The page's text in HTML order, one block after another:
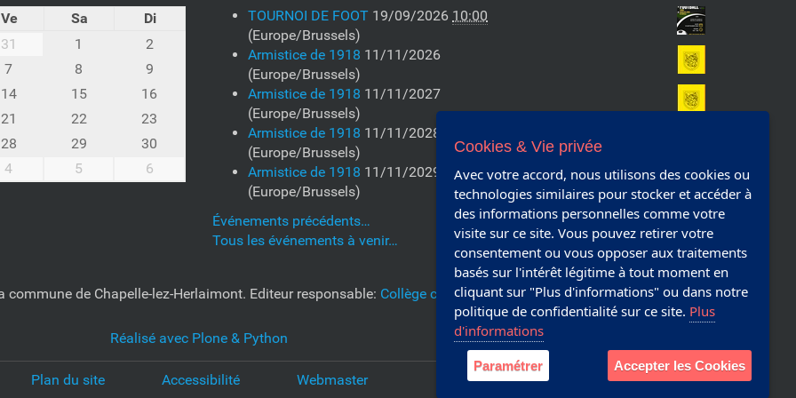
Ve Sa
Di
31 1
2
7 8
9
14 15
16
21 22
23
28 29
30
4 5 6
TOURNOI DE FOOT 19/09/2026 10:00
(Europe/Brussels)
Armistice de 1918 11/11/2026
(Europe/Brussels)
Armistice de 1918 11/11/2027
(Europe/Brussels)
Armistice de 1918 11/11/2028
(Europe/Brussels)
Armistice de 1918 11/11/2029
(Europe/Brussels)
Événements précédents…
Tous les événements à venir…
commune de Chapelle-lez-Herlaimont. Editeur responsable: Collège communal
Réalisé avec Plone & Python
Plan du site Accessibilité Webmaster
Cookies & Vie privée
Avec votre accord, nous utilisons des cookies ou
technologies similaires pour stocker et accéder à
des informations personnelles comme votre
visite sur ce site. Vous pouvez retirer votre
consentement ou vous opposer aux traitements
basés sur l'intérêt légitime à tout moment en
cliquant sur "Plus d'informations" ou dans notre
politique de confidentialité sur ce site. Plus
d'informations
Accepter les Cookies
Paramétrer